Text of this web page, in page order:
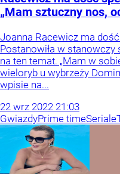
„Mam sztuczny nos,
Joanna Racewicz ma
Postanowiła w
na ten temat. „Mam w
wieloryb u wybrzeży
wpisie na...
22 wrz 2022 21:03
GwiazdyPrime timeSeriale